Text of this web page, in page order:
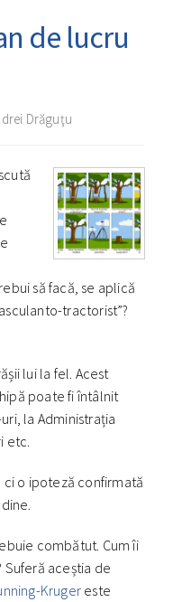
de lucru
Drăguţu
să facă, se aplică
tractorist”?
lui la fel. Acest
poate fi întâlnit
la Administrația
etc.
o ipoteză confirmată
combătut. Cum îi
Suferă aceștia de
Kruger este